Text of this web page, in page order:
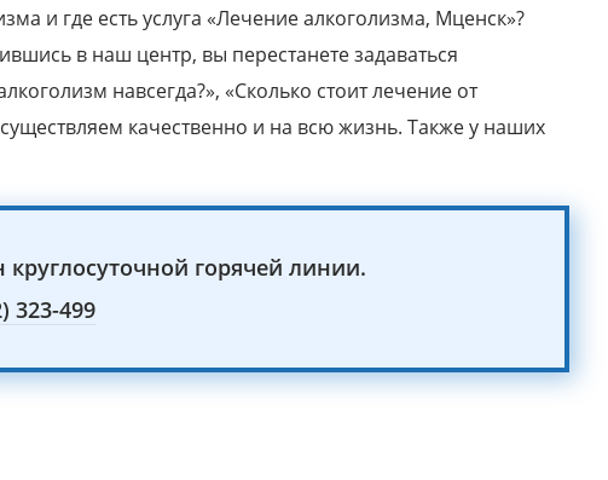
и где есть услуга «Лечение алкоголизма, Мценск»?
в наш центр, вы перестанете задаваться
навсегда?», «Сколько стоит лечение от
качественно и на всю жизнь. Также у наших
горячей линии.
323-499